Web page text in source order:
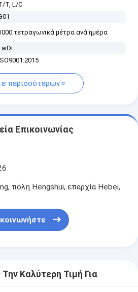
T, L/C
τετραγωνικά μέτρα ανά ημέρα
περισσότερων
Επικοινωνίας
πόλη Hengshui, επαρχία Hebei,
Καλύτερη Τιμή Για